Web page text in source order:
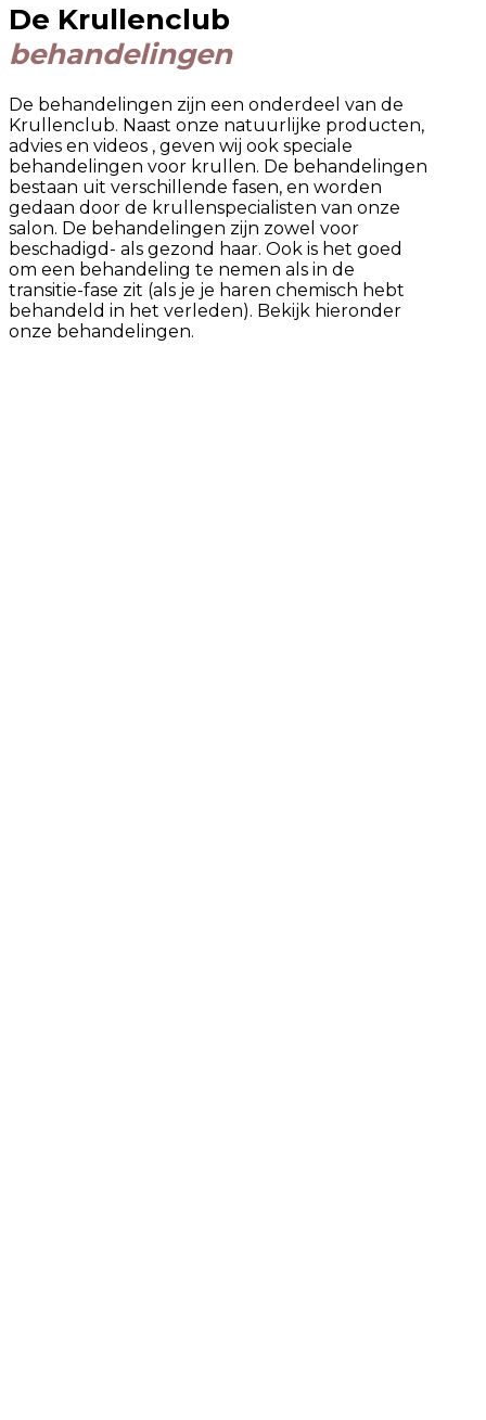
De Krullenclub
behandelingen
De behandelingen zijn een onderdeel van de
Krullenclub. Naast onze natuurlijke producten,
advies en videos , geven wij ook speciale
behandelingen voor krullen. De behandelingen
bestaan uit verschillende fasen, en worden
gedaan door de krullenspecialisten van onze
salon. De behandelingen zijn zowel voor
beschadigd- als gezond haar. Ook is het goed
om een behandeling te nemen als in de
transitie-fase zit (als je je haren chemisch hebt
behandeld in het verleden). Bekijk hieronder
onze behandelingen.